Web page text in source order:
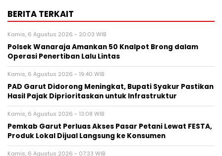
BERITA TERKAIT
Kamis, 6 Agustus 2026 - 20:03 WIB
Polsek Wanaraja Amankan 50 Knalpot Brong dalam
Operasi Penertiban Lalu Lintas
Kamis, 6 Agustus 2026 - 19:40 WIB
PAD Garut Didorong Meningkat, Bupati Syakur Pastikan
Hasil Pajak Diprioritaskan untuk Infrastruktur
Kamis, 6 Agustus 2026 - 13:08 WIB
Pemkab Garut Perluas Akses Pasar Petani Lewat FESTA,
Produk Lokal Dijual Langsung ke Konsumen
Kamis, 6 Agustus 2026 - 07:33 WIB